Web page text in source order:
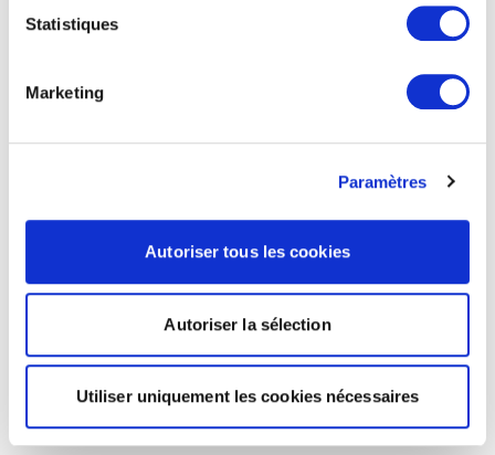
Statistiques
Marketing
Paramètres
Autoriser tous les cookies
Autoriser la sélection
Utiliser uniquement les cookies nécessaires